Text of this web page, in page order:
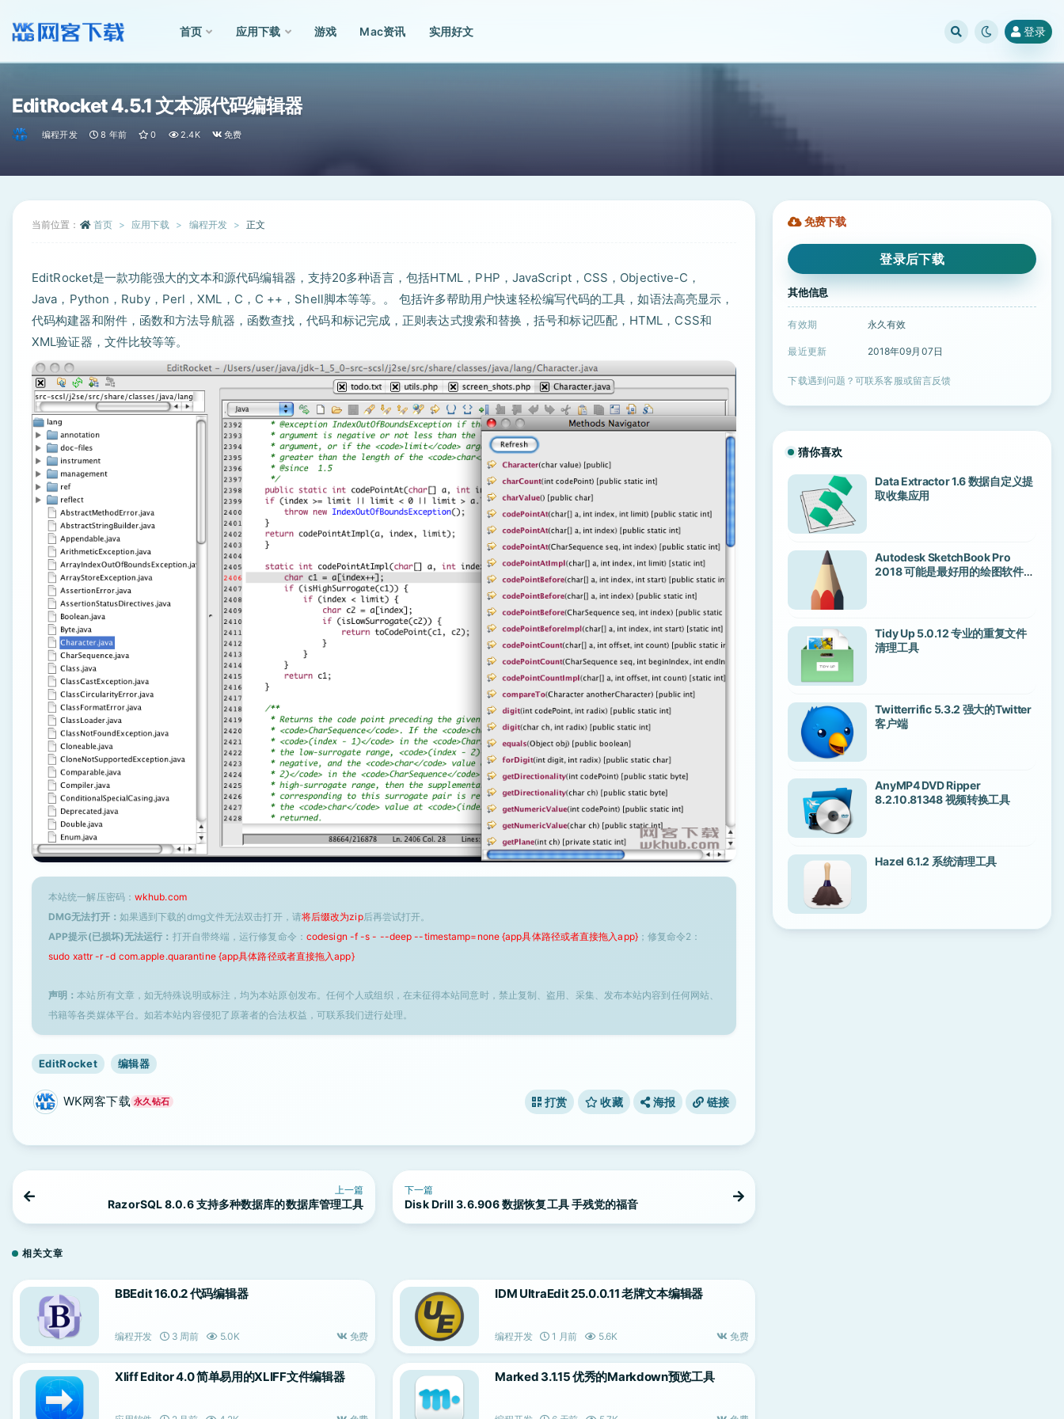
首页 应用下载 游戏 Mac资讯 实用好文 登录
EditRocket 4.5.1 文本源代码编辑器
编程开发 8 年前 0 2.4K 免费
当前位置： 首页 应用下载 编程开发 正文
EditRocket是一款功能强大的文本和源代码编辑器，支持20多种语言，包括HTML，PHP，JavaScript，CSS，Objective-C，
Java，Python，Ruby，Perl，XML，C，C ++，Shell脚本等等。。 包括许多帮助用户快速轻松编写代码的工具，如语法高亮显示，
代码构建器和附件，函数和方法导航器，函数查找，代码和标记完成，正则表达式搜索和替换，括号和标记匹配，HTML，CSS和
XML验证器，文件比较等等。
本站统一解压密码： wkhub.com
DMG无法打开： 如果遇到下载的dmg文件无法双击打开，请将后缀改为zip后再尝试打开。
APP提示(已损坏)无法运行： 打开自带终端，运行修复命令： codesign -f -s - --deep --timestamp=none {app具体路径或者直接拖入app}；修复命令2：
sudo xattr -r -d com.apple.quarantine {app具体路径或者直接拖入app}
声明：本站所有文章，如无特殊说明或标注，均为本站原创发布。任何个人或组织，在未征得本站同意时，禁止复制、盗用、采集、发布本站内容到任何网站、
书籍等各类媒体平台。如若本站内容侵犯了原著者的合法权益，可联系我们进行处理。
EditRocket 编辑器
WK网客下载 永久钻石 打赏 收藏 海报 链接
上一篇
RazorSQL 8.0.6 支持多种数据库的数据库管理工具
下一篇
Disk Drill 3.6.906 数据恢复工具 手残党的福音
相关文章
BBEdit 16.0.2 代码编辑器
编程开发 3 周前 5.0K 免费
IDM UltraEdit 25.0.0.11 老牌文本编辑器
编程开发 1 月前 5.6K 免费
Xliff Editor 4.0 简单易用的XLIFF文件编辑器 Marked 3.1.15 优秀的Markdown预览工具
免费下载
登录后下载
其他信息
有效期 永久有效
最近更新 2018年09月07日
下载遇到问题？可联系客服或留言反馈
猜你喜欢
Data Extractor 1.6 数据自定义提
取收集应用
Autodesk SketchBook Pro
2018 可能是最好用的绘图软件之
Tidy Up 5.0.12 专业的重复文件
清理工具
Twitterrific 5.3.2 强大的Twitter
客户端
AnyMP4 DVD Ripper
8.2.10.81348 视频转换工具
Hazel 6.1.2 系统清理工具